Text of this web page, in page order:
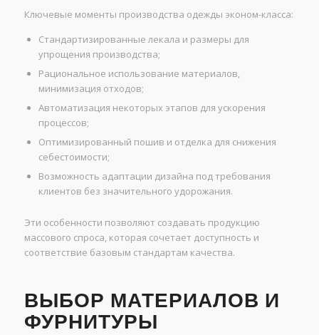
Ключевые моменты производства одежды эконом-класса:
Стандартизированные лекала и размеры для
упрощения производства;
Рациональное использование материалов,
минимизация отходов;
Автоматизация некоторых этапов для ускорения
процессов;
Оптимизированный пошив и отделка для снижения
себестоимости;
Возможность адаптации дизайна под требования
клиентов без значительного удорожания.
Эти особенности позволяют создавать продукцию
массового спроса, которая сочетает доступность и
соответствие базовым стандартам качества.
ВЫБОР МАТЕРИАЛОВ И
ФУРНИТУРЫ